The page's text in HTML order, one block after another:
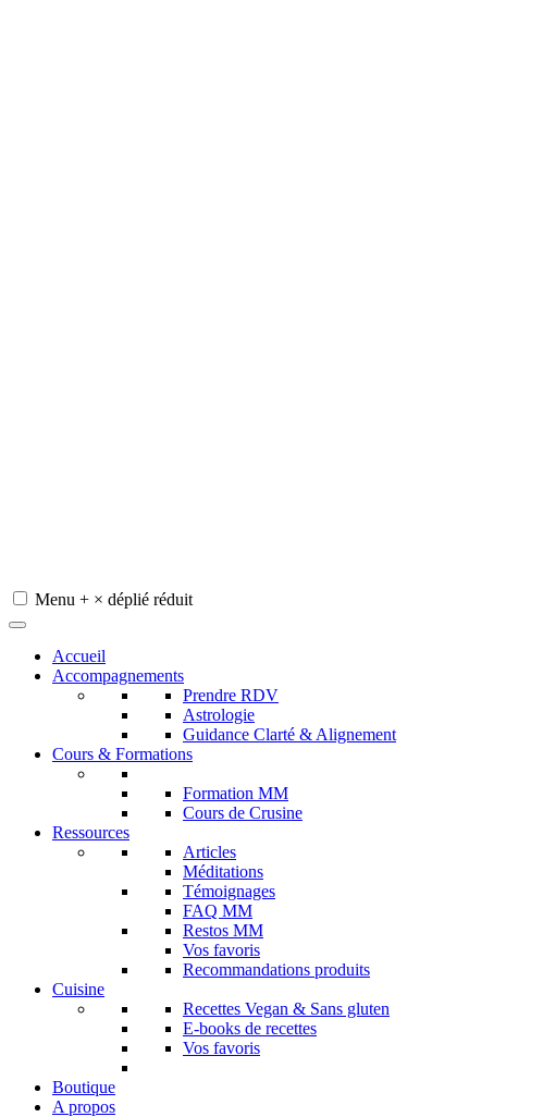
Menu + × déplié réduit
Accueil
Accompagnements
Prendre RDV
Astrologie
Guidance Clarté & Alignement
Cours & Formations
Formation MM
Cours de Crusine
Ressources
Articles
Méditations
Témoignages
FAQ MM
Restos MM
Vos favoris
Recommandations produits
Cuisine
Recettes Vegan & Sans gluten
E-books de recettes
Vos favoris
Boutique
A propos